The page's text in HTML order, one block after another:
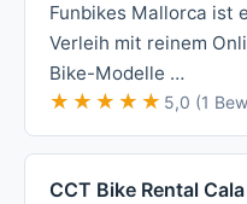
Funbikes Mallorca ist
Verleih mit reinem
Bike-Modelle …
★★★★★
★★★★★ 5,0 (1
CCT Bike Rental